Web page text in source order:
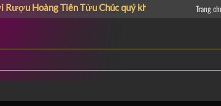
Tiên TửuChúc quý khách có những giây phút
Trang